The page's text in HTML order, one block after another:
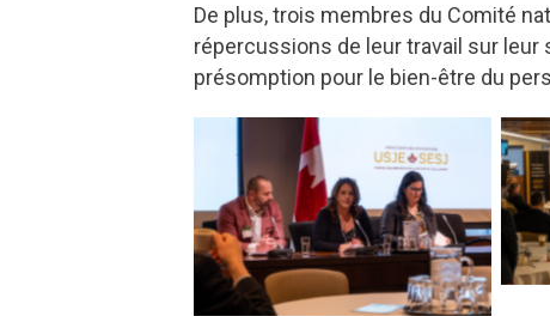
De plus, trois membres du Comité
répercussions de leur travail sur leur
présomption pour le bien-être du